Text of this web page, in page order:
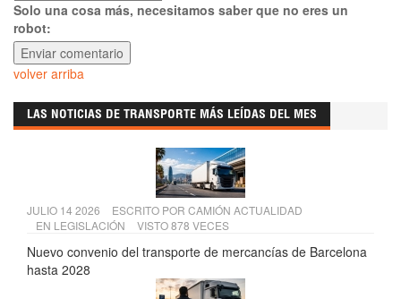
Solo una cosa más, necesitamos saber que no eres un
robot:
volver arriba
LAS NOTICIAS DE TRANSPORTE MÁS LEÍDAS DEL MES
JULIO 14 2026 ESCRITO POR CAMIÓN ACTUALIDAD
EN LEGISLACIÓN VISTO 878 VECES
Nuevo convenio del transporte de mercancías de Barcelona
hasta 2028